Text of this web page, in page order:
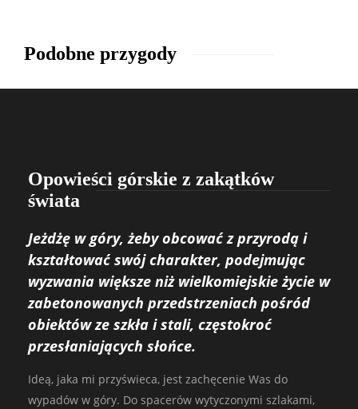
Podobne przygody
Opowieści górskie z zakątków
świata
Jeżdżę w góry, żeby obcować z przyrodą i
kształtować swój charakter, podejmując
wyzwania większe niż wielkomiejskie życie w
zabetonowanych przedstrzeniach pośród
obiektów ze szkła i stali, częstokroć
przesłaniających słońce.
Ideą, jaka mi przyświeca, jest zachęcenie Was do
wypadów w góry. Do spacerów wytyczonymi szlakami,